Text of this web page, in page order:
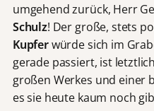
umgehend zurück, Herr
Schulz! Der große, stets
Kupferwürde sich im
gerade passiert, ist
großen Werkes und einer
es sie heute kaum noch